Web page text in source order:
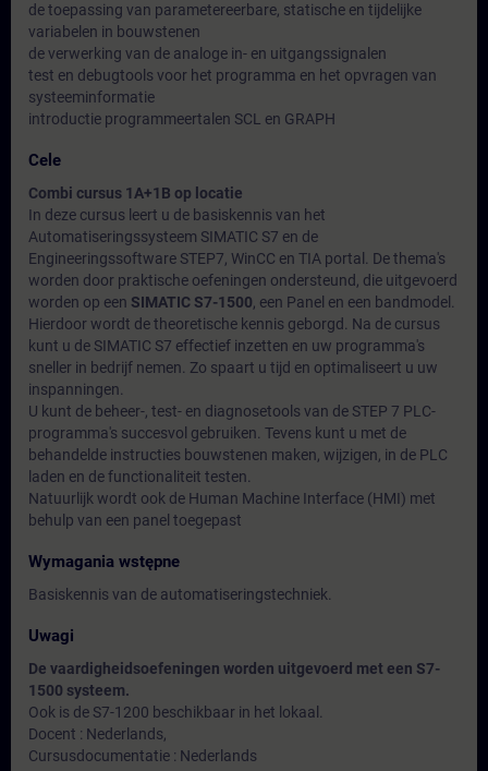
de toepassing van parametereerbare, statische en tijdelijke
variabelen in bouwstenen
de verwerking van de analoge in- en uitgangssignalen
test en debugtools voor het programma en het opvragen van
systeeminformatie
introductie programmeertalen SCL en GRAPH
Cele
Combi cursus 1A+1B op locatie
In deze cursus leert u de basiskennis van het
Automatiseringssysteem SIMATIC S7 en de
Engineeringssoftware STEP7, WinCC en TIA portal. De thema's
worden door praktische oefeningen ondersteund, die uitgevoerd
worden op een SIMATIC S7-1500, een Panel en een bandmodel.
Hierdoor wordt de theoretische kennis geborgd. Na de cursus
kunt u de SIMATIC S7 effectief inzetten en uw programma's
sneller in bedrijf nemen. Zo spaart u tijd en optimaliseert u uw
inspanningen.
U kunt de beheer-, test- en diagnosetools van de STEP 7 PLC-
programma's succesvol gebruiken. Tevens kunt u met de
behandelde instructies bouwstenen maken, wijzigen, in de PLC
laden en de functionaliteit testen.
Natuurlijk wordt ook de Human Machine Interface (HMI) met
behulp van een panel toegepast
Wymagania wstępne
Basiskennis van de automatiseringstechniek.
Uwagi
De vaardigheidsoefeningen worden uitgevoerd met een S7-
1500 systeem.
Ook is de S7-1200 beschikbaar in het lokaal.
Docent : Nederlands,
Cursusdocumentatie : Nederlands